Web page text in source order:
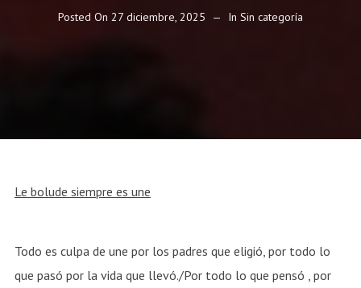
Posted On 27 diciembre, 2025 In Sin categoría
Le bolude siempre es une
Todo es culpa de une por los padres que eligió, por todo lo
que pasó por la vida que llevó./Por todo lo que pensó , por